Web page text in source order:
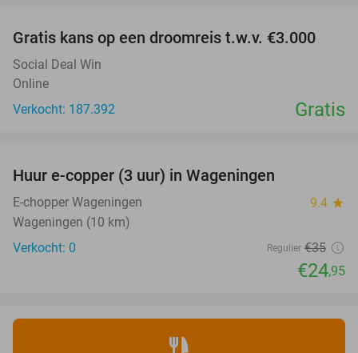
Gratis kans op een droomreis t.w.v. €3.000
Social Deal Win
Online
Verkocht: 187.392
Gratis
TODAY
Huur e-copper (3 uur) in Wageningen
E-chopper Wageningen 9.4 star
Wageningen (10 km)
Verkocht: 0
Regulier €35
€24,95